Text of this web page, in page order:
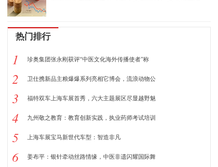
热门排行
1 珍奥集团张永刚获评“中医文化海外传播使者”称
2 卫仕携新品主粮爆爆系列亮相它博会，流浪动物公
3 福特双车上海车展首秀，六大主题展区尽显越野魅
4 九州敬之教育：教育创新实践，执业药师考试培训
5 上海车展宝马新世代车型：智造非凡
6 姜布平：银针牵动丝路情缘，中医非遗闪耀国际舞